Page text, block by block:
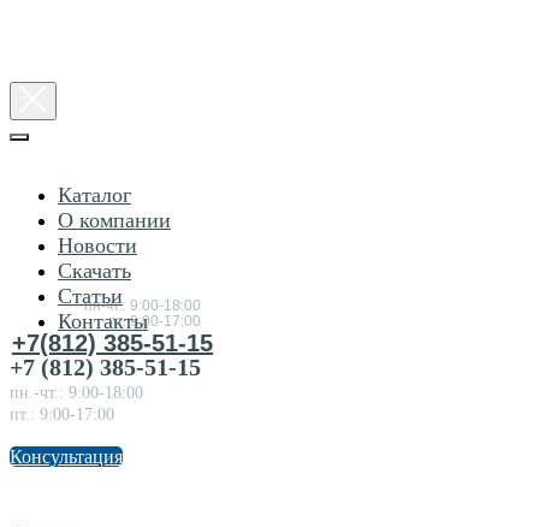
Консультация
товарам
пн-чт.: 9:00-18:00
пт.:9:00-17:00
+7(812) 385-51-15
Каталог
О компании
Новости
Скачать
Статьи
Контакты
+7 (812) 385-51-15
пн.-чт.: 9:00-18:00
пт.: 9:00-17:00
Консультация